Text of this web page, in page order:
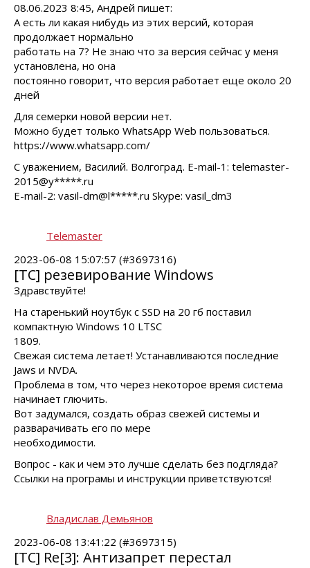
08.06.2023 8:45, Андрей пишет:
А есть ли какая нибудь из этих версий, которая
продолжает нормально
работать на 7? Не знаю что за версия сейчас у меня
установлена, но она
постоянно говорит, что версия работает еще около 20
дней
Для семерки новой версии нет.
Можно будет только WhatsApp Web пользоваться.
https://www.whatsapp.com/
С уважением, Василий. Волгоград. E-mail-1: telemaster-
2015@y*****.ru
E-mail-2: vasil-dm@l*****.ru Skype: vasil_dm3
Telemaster
2023-06-08 15:07:57 (#3697316)
[TC] резевирование Windows
Здравствуйте!
На старенький ноутбук с SSD на 20 гб поставил
компактную Windows 10 LTSC
1809.
Свежая система летает! Устанавливаются последние
Jaws и NVDA.
Проблема в том, что через некоторое время система
начинает глючить.
Вот задумался, создать образ свежей системы и
разварачивать его по мере
необходимости.
Вопрос - как и чем это лучше сделать без подгляда?
Ссылки на програмы и инструкции приветствуются!
Владислав Демьянов
2023-06-08 13:41:22 (#3697315)
[TC] Re[3]: Антизапрет перестал